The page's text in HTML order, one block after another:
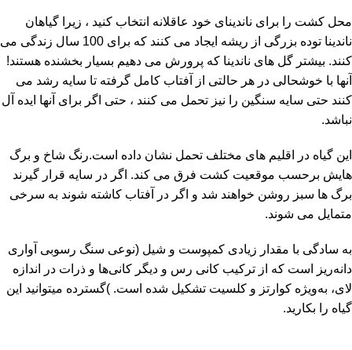
محل کشت را برای ناندینای خود عاقلانه انتخاب کنید ، زیرا گیاهان
ناندینا توده بزرگی از ریشه ایجاد می کنند که برای 100 سال زندگی می
کنند. بیشتر گل های ناندینا که پرورش می دهیم بسیار بخشنده هستند!
آنها با خوشحالی در هر حالتی از آفتاب کامل گرفته تا سایه رشد می
کنند حتی سایه سنگین را نیز تحمل می کنند ، حتی اگر برای آنها ایده آل
نباشد.
این گیاه در اقلیم های مختلف تحمل نشان داده است.رنگ شاخ و برگ
هایش برحسب موقعیت کشت فرق می کند. اگر در سایه قرار گیرند
برگ ها سبز روشن خواهند شد و اگر در آفتاب کاشته شوند به سرخی
متمایل می شوند.
به سادگی با مقدار زیادی کمپوست و شیل (نوعی سنگ رسوبی آواری
دانه‌ریز است که از ترکیب کانی رس و دیگر کانی‌ها و ذرات در اندازه
لای، به‌ویژه کوارتز و کلسیت تشکیل شده است. )گسترده میتوانید این
گیاه را بکارید.